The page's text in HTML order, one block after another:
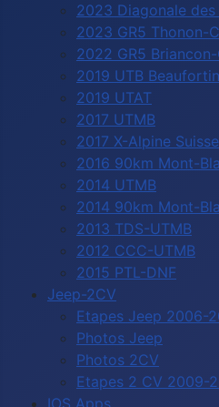
2023 Diagonale
2023 GR5 Thonon-
2022 GR5
2019 UTB Beaufortin
2019 UTAT
2017 UTMB
2017 X-Alpine Suisse
2016 90km Mont-
2014 UTMB
2014 90km Mont-
2013 TDS-UTMB
2012 CCC-UTMB
2015 PTL-DNF
Jeep-2CV
Etapes Jeep 2006-
Photos Jeep
Photos 2CV
Etapes 2 CV 2009-
IOS Apps